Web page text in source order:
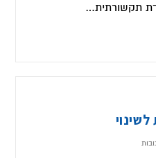
תקשורתית…